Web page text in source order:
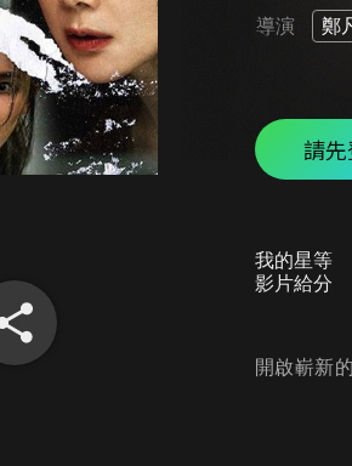
導演 鄭
請
我的星等
影片給分
開啟嶄新